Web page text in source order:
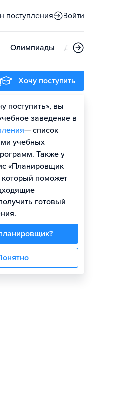
поступления Войти
Олимпиады Дни открытых
Хочу поступить
поступить», вы
заведение в
— список
учебных
Также у
«Планировщик
который поможет
готовый
Оценить шансы